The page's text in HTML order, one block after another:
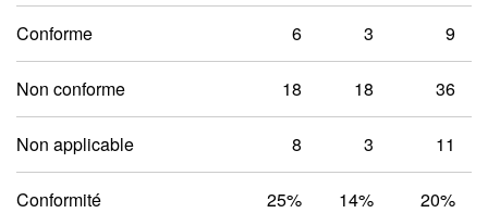
Conforme 6 3 9
Non conforme 18 18 36
Non applicable 8 3 11
Conformité 25% 14% 20%